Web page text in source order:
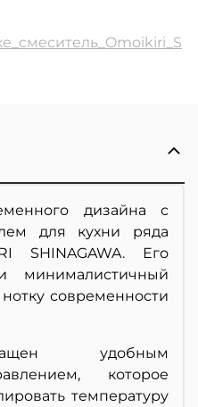
дизайна с
для кухни ряда
SHINAGAWA. Его
минималистичный
современности
удобным
которое
температуру